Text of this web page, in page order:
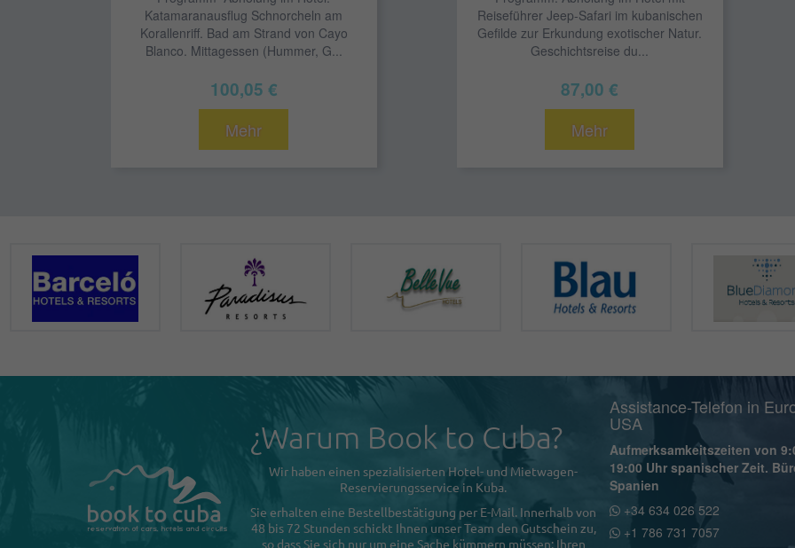
Katamaranausflug Schnorcheln am
Korallenriff. Bad am Strand von Cayo
Blanco. Mittagessen (Hummer, G...
100,05 €
Mehr
Reiseführer Jeep-Safari im kubanischen
Gefilde zur Erkundung exotischer Natur.
Geschichtsreise du...
87,00 €
Mehr
¿Warum Book to Cuba?
Wir haben einen spezialisierten Hotel- und Mietwagen-
Reservierungsservice in Kuba.
Sie erhalten eine Bestellbestätigung per E-Mail. Innerhalb von
48 bis 72 Stunden schickt Ihnen unser Team den Gutschein zu,
so dass Sie sich nur um eine Sache kümmern müssen: Ihren
Assistance-Telefon in
USA
Aufmerksamkeitszeiten von
19:00 Uhr spanischer Zeit.
Spanien
+34 634 026 522
+1 786 731 7057